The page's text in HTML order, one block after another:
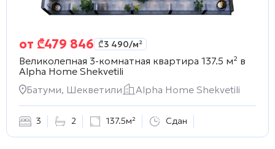
от ₾479 846 ₾3 490/м²
Великолепная 3-комнатная квартира 137.5 м² в
Alpha Home Shekvetili
Батуми, Шекветили
Alpha Home Shekvetili
3 2 137.5м² Сдан